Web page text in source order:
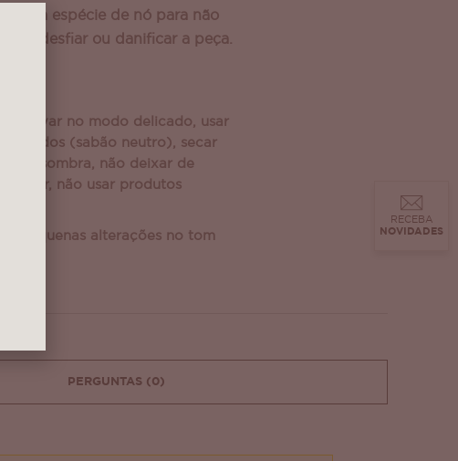
uma espécie de nó para não
de desfiar ou danificar a peça.
Lavar no modo delicado, usar
(sabão neutro), secar
à sombra, não deixar de
alvejar, não usar produtos
pequenas alterações no tom
PERGUNTAS (0)
RECEBA
NOVIDADES